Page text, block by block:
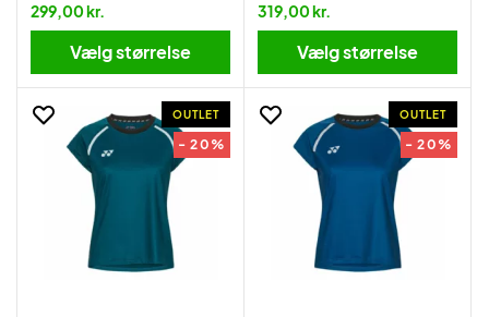
299,00 kr.
Vælg størrelse
319,00 kr.
Vælg størrelse
OUTLET
- 20%
OUTLET
- 20%